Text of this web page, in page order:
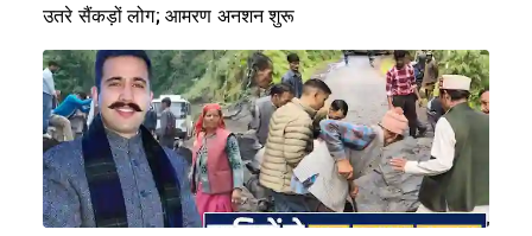
उतरे सैंकड़ों लोग; आमरण अनशन शुरू